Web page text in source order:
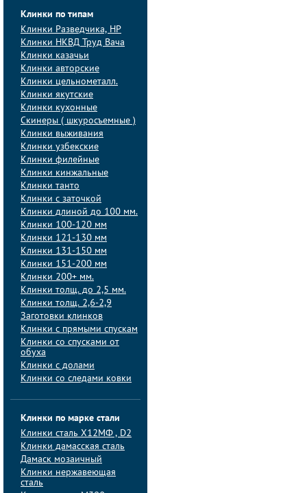
Клинки по типам
Клинки Pазведчика, НP
Клинки НКВД Труд Вача
Клинки казачьи
Клинки авторские
Клинки цельнометалл.
Клинки якутские
Клинки кухонные
Скинеры ( шкуросъемные )
Клинки выживания
Клинки узбекские
Клинки филейные
Клинки кинжальные
Клинки танто
Клинки с заточкой
Клинки длиной до 100 мм.
Клинки 100-120 мм
Клинки 121-130 мм
Клинки 131-150 мм
Клинки 151-200 мм
Клинки 200+ мм.
Клинки толщ. до 2,5 мм.
Клинки толщ. 2,6-2,9
Заготовки клинков
Клинки с прямыми спускам
Клинки со спусками от
обуха
Клинки с долами
Клинки со следами ковки
Клинки по марке стали
Клинки сталь Х12МФ , D2
Клинки дамасская сталь
Дамаск мозаичный
Клинки нержавеющая
сталь